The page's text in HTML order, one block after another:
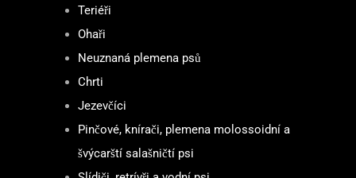
Teriéři
Ohaři
Neuznaná plemena psů
Chrti
Jezevčíci
Pinčové, knírači, plemena molossoidní a
švýcarští salašničtí psi